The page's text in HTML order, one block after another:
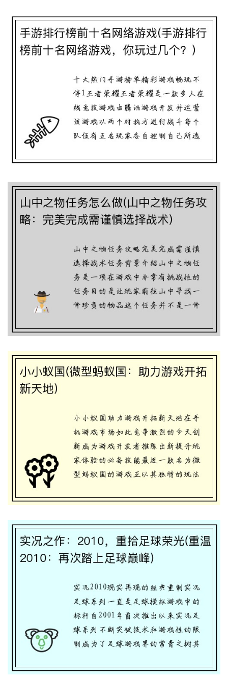
手游排行榜前十名网络游戏(手游排行榜前
十名网络游戏，你玩过几个？)
山中之物任务怎么做(山中之物任务攻略：
完美完成需谨慎选择战术)
小小蚁国(微型蚂蚁国：助力游戏开拓新天
地)
实况之作：2010，重拾足球荣光(重温
2010：再次踏上足球巅峰)